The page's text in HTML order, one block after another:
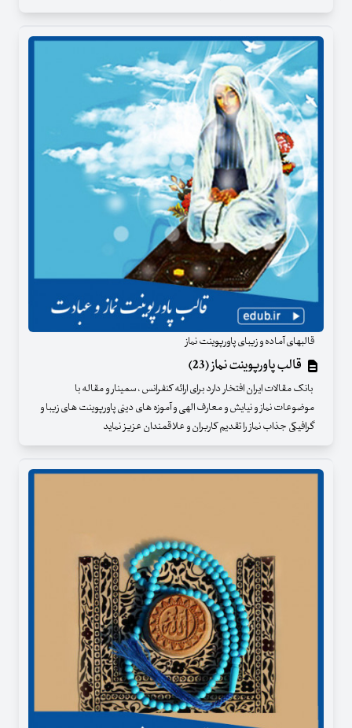
قالبهای آماده و زیبای پاورپوینت نماز
قالب پاورپوینت نماز (23)
بانک مقالات ایران افتخار دارد برای ارائه کنفرانس ، سمینار و مقاله با
موضوعات نماز و نیایش و معارف الهی و آموزه های دینی پاورپوینت های زیبا و
گرافیکی جذاب نماز را تقدیم کاربران و علاقمندان عزیز نماید